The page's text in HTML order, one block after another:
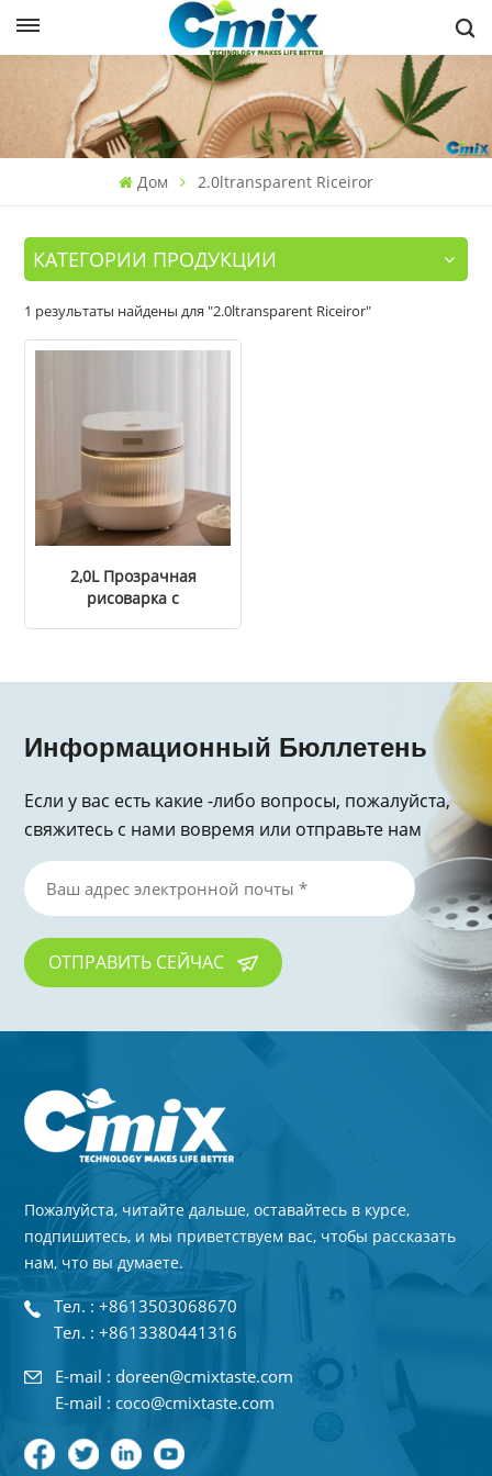
Дом 2.0ltransparent Riceiror
КАТЕГОРИИ ПРОДУКЦИИ
1 результаты найдены для "2.0ltransparent Riceiror"
2,0L Прозрачная
рисоварка с
Информационный Бюллетень
Если у вас есть какие -либо вопросы, пожалуйста,
свяжитесь с нами вовремя или отправьте нам
электронное письмо, спасибо за запрос!
ОТПРАВИТЬ СЕЙЧАС
Пожалуйста, читайте дальше, оставайтесь в курсе,
подпишитесь, и мы приветствуем вас, чтобы рассказать
нам, что вы думаете.
Тел. : +8613503068670
Тел. : +8613380441316
E-mail : doreen@cmixtaste.com
E-mail : coco@cmixtaste.com